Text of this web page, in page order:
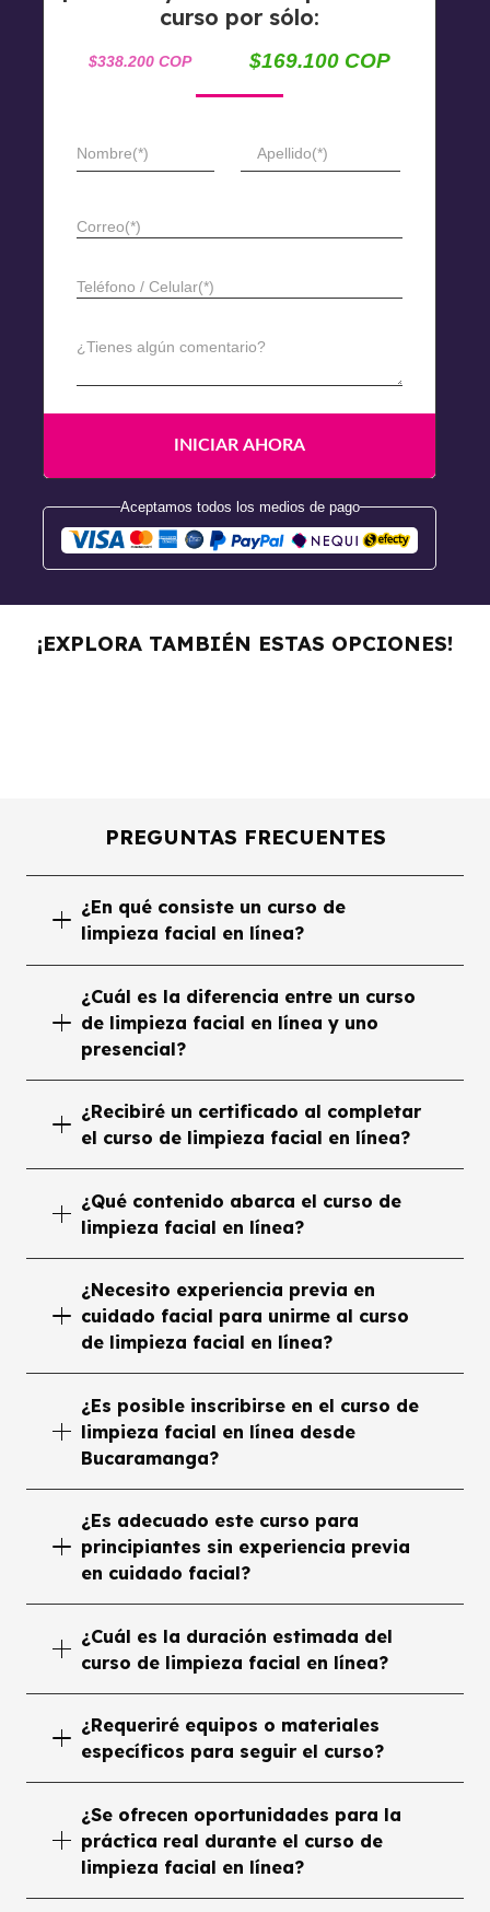
curso por sólo:
$338.200 COP $169.100 COP
Nombre(*) Apellido(*)
Correo(*)
Teléfono / Celular(*)
¿Tienes algún comentario?
Aceptamos todos los medios de pago
¡EXPLORA TAMBIÉN ESTAS OPCIONES!
Curso de Depilación
PREGUNTAS FRECUENTES
¿En qué consiste un curso de
limpieza facial en línea?
¿Cuál es la diferencia entre un curso
de limpieza facial en línea y uno
presencial?
¿Recibiré un certificado al completar
el curso de limpieza facial en línea?
¿Qué contenido abarca el curso de
limpieza facial en línea?
¿Necesito experiencia previa en
cuidado facial para unirme al curso
de limpieza facial en línea?
¿Es posible inscribirse en el curso de
limpieza facial en línea desde
Bucaramanga?
¿Es adecuado este curso para
principiantes sin experiencia previa
en cuidado facial?
¿Cuál es la duración estimada del
curso de limpieza facial en línea?
¿Requeriré equipos o materiales
específicos para seguir el curso?
¿Se ofrecen oportunidades para la
práctica real durante el curso de
limpieza facial en línea?